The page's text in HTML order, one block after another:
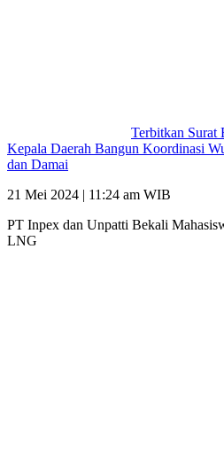
Terbitkan Surat
Kepala Daerah Bangun Koordinasi
dan Damai
21 Mei 2024 | 11:24 am WIB
PT Inpex dan Unpatti Bekali
LNG